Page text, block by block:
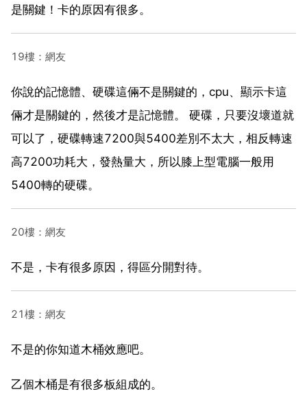
是關鍵！卡的原因有很多。
19樓：網友
你說的記憶體、硬碟這倆不是關鍵的，cpu、顯示卡這
倆才是關鍵的，然後才是記憶體。 硬碟，只要沒壞道就
可以了，硬碟轉速7200與5400差別不太大，相反轉速
高7200功耗大，發熱量大，所以膝上型電腦一般用
5400轉的硬碟。
20樓：網友
不是，卡有很多原因，得區分開對待。
21樓：網友
不是的你知道木桶效應吧。
乙個木桶是有很多板組成的。